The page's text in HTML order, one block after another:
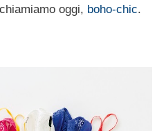
oggi, boho-chic.